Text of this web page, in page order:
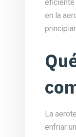
eficiente
en la
La
enfriar